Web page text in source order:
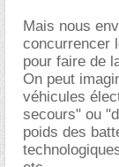
Mais nous
concurrencer
pour faire de
On peut
véhicules
secours" ou
poids des